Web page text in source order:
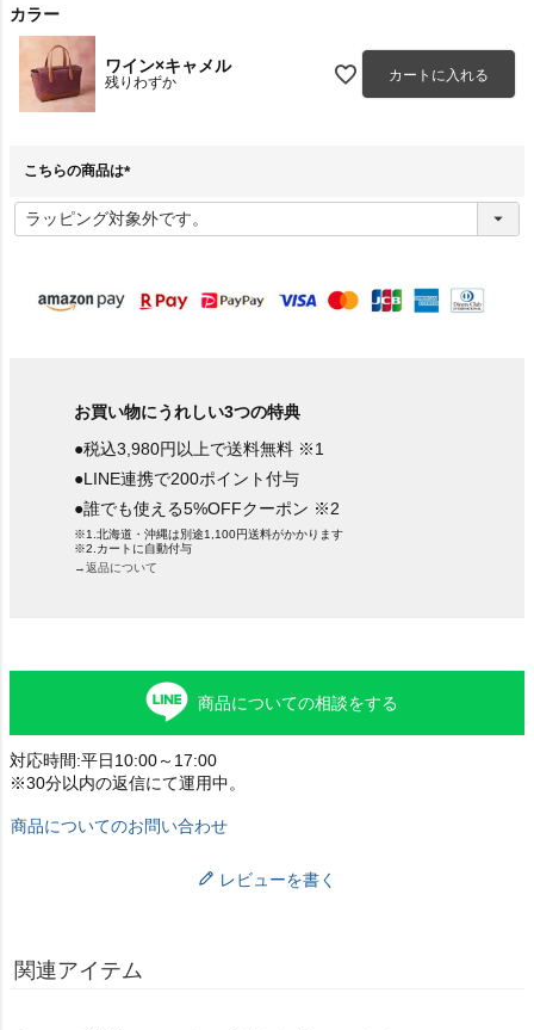
カラー
ワイン×キャメル
残りわずか カートに入れる
こちらの商品は
必
須
お買い物にうれしい3つの特典
●税込3,980円以上で送料無料 ※1
●LINE連携で200ポイント付与
●誰でも使える5%OFFクーポン ※2
※1.北海道・沖縄は別途1,100円送料がかかります
※2.カートに自動付与
→返品について
商品についての相談をする
対応時間:平日10:00～17:00
※30分以内の返信にて運用中。
商品についてのお問い合わせ
レビューを書く
関連アイテム